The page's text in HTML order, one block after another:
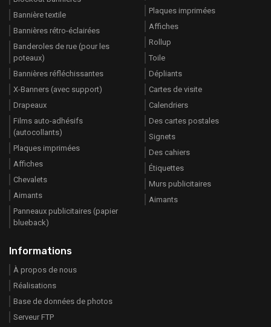
Bannière textile
Bannières rétro-éclairées
Banderoles de rue (pour les
poteaux)
Bannières réfléchissantes
X-Banners (avec support)
Drapeaux
Films auto-adhésifs
(autocollants)
Plaques imprimées
Affiches
Chevalets
Aimants
Panneaux publicitaires (papier
blueback)
Plaques imprimées
Affiches
Rollup
Toile
Dépliants
Cartes de visite
Calendriers
Des cartes postales
Signets
Des cahiers
Étiquettes
Murs publicitaires
Aimants
Informations
À propos de nous
Réalisations
Base de données de photos
Serveur FTP